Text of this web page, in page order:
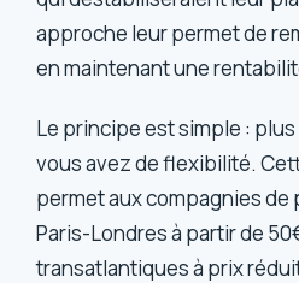
approche leur permet de
en maintenant une
Le principe est simple :
vous avez de flexibilité.
permet aux compagnies de
Paris-Londres à partir de
transatlantiques à prix